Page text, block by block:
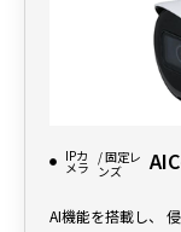
IPカ
メラ
/ 固定レ
ンズ
AI機能を搭載し、